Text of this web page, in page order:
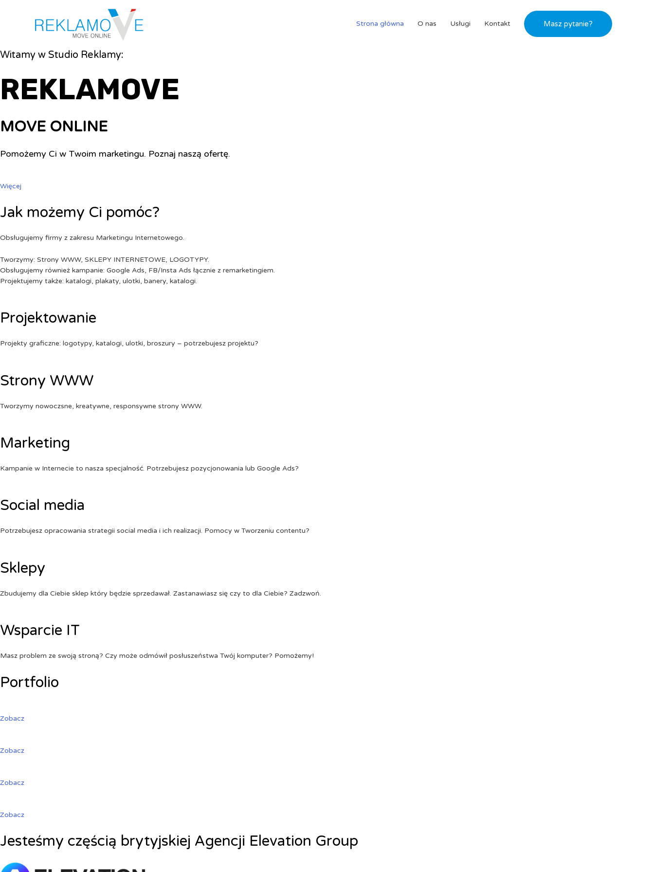
Strona główna O nas Usługi Kontakt Masz pytanie?
Witamy w Studio Reklamy:
REKLAMOVE
MOVE ONLINE
Pomożemy Ci w Twoim marketingu. Poznaj naszą ofertę.
Więcej
Jak możemy Ci pomóc?
Obsługujemy firmy z zakresu Marketingu Internetowego.
Tworzymy: Strony WWW, SKLEPY INTERNETOWE, LOGOTYPY.
Obsługujemy również kampanie: Google Ads, FB/Insta Ads łącznie z remarketingiem.
Projektujemy także: katalogi, plakaty, ulotki, banery, katalogi.
Projektowanie
Projekty graficzne: logotypy, katalogi, ulotki, broszury – potrzebujesz projektu?
Strony WWW
Tworzymy nowoczsne, kreatywne, responsywne strony WWW.
Marketing
Kampanie w Internecie to nasza specjalność. Potrzebujesz pozycjonowania lub Google Ads?
Social media
Potrzebujesz opracowania strategii social media i ich realizacji. Pomocy w Tworzeniu contentu?
Sklepy
Zbudujemy dla Ciebie sklep który będzie sprzedawał. Zastanawiasz się czy to dla Ciebie? Zadzwoń.
Wsparcie IT
Masz problem ze swoją stroną? Czy może odmówił posłuszeństwa Twój komputer? Pomożemy!
Portfolio
Zobacz
Zobacz
Zobacz
Zobacz
Jesteśmy częścią brytyjskiej Agencji Elevation Group